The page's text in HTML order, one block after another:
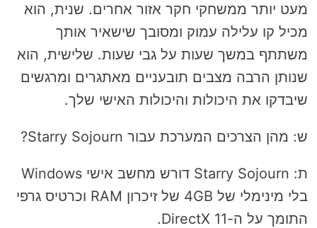
מעט יותר ממשחקי חקר אזור אחרים. שנית, הוא
מכיל קו עלילה עמוק ומסובך שישאיר אותך
משתתף במשך שעות על גבי שעות. שלישית, הוא
שנותן הרבה מצבים תובעניים מאתגרים ומרגשים
שיבדקו את היכולות והיכולות האישי שלך.
ש: מהן הצרכים המערכת עבור Starry Sojourn?
ת: Starry Sojourn דורש מחשב אישי Windows
בלי מינימלי של 4GB של זיכרון RAM וכרטיס גרפי
התומך על ה-DirectX 11.